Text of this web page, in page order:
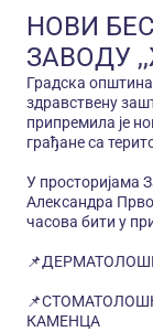
НОВИ
ЗАВОДУ
Градска
здравствену
припремила је
грађане са
У просторијама
Александра
часова бити у
КАМЕНЦА